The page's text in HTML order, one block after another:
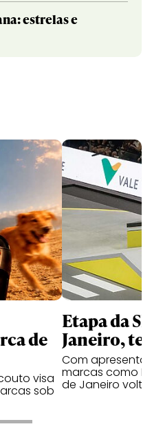
estrelas e
de
visa
sob
Etapa da
Janeiro,
Com
marcas como
de Janeiro